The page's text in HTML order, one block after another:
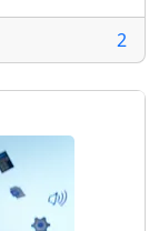
2